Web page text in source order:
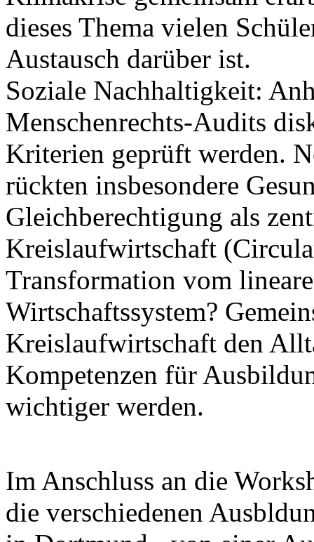
dieses Thema vielen
Austausch darüber ist.
Soziale Nachhaltigkeit:
Menschenrechts‑Audits
Kriterien geprüft werden.
rückten insbesondere
Gleichberechtigung als
Kreislaufwirtschaft
Transformation vom
Wirtschaftssystem?
Kreislaufwirtschaft den
Kompetenzen für
wichtiger werden.
Im Anschluss an die
die verschiedenen